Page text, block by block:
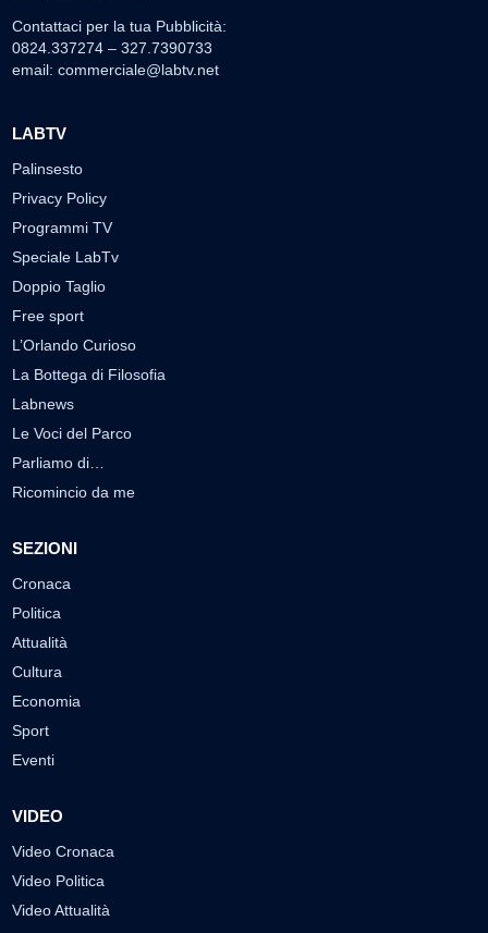
Contattaci per la tua Pubblicità:
0824.337274 – 327.7390733
email: commerciale@labtv.net
LABTV
Palinsesto
Privacy Policy
Programmi TV
Speciale LabTv
Doppio Taglio
Free sport
L’Orlando Curioso
La Bottega di Filosofia
Labnews
Le Voci del Parco
Parliamo di…
Ricomincio da me
SEZIONI
Cronaca
Politica
Attualità
Cultura
Economia
Sport
Eventi
VIDEO
Video Cronaca
Video Politica
Video Attualità